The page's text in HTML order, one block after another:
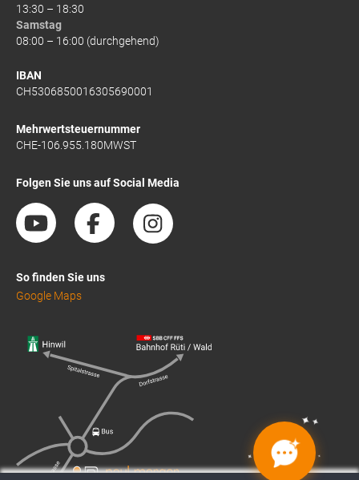
13:30 – 18:30
Samstag
08:00 – 16:00 (durchgehend)
IBAN
CH5306850016305690001
Mehrwertsteuernummer
CHE-106.955.180MWST
Folgen Sie uns auf Social Media
So finden Sie uns
Google Maps
✦
✦
✦